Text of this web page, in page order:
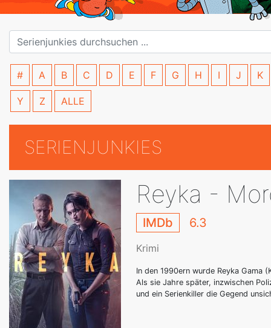
# A B C D E F G H I J K
Y Z ALLE
SERIENJUNKIES
Reyka -
IMDb 6.3
Krimi
In den 1990ern wurde Reyka Gama
Als sie Jahre später, inzwischen
und ein Serienkiller die Gegend